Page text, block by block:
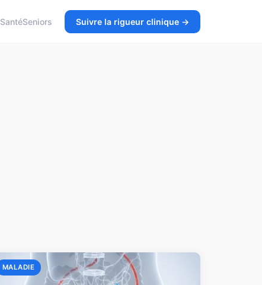
SantéSeniors Suivre la rigueur clinique →
MALADIE